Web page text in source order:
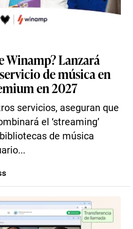
Winamp? Lanzará
de música en
en 2027
servicios, aseguran que
el ‘streaming’
de música